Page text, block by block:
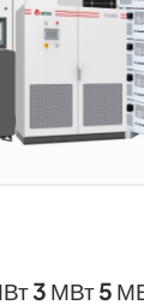
3 МВт 5